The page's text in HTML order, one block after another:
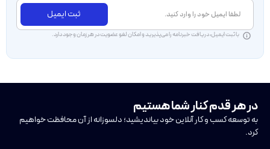
ثبت ایمیل
با ثبت ایمیل، دریافت خبرنامه را می‌پذیرید و امکان لغو عضویت در هر زمان وجود دارد.
در هر قدم کنار شما هستیم
به توسعه کسب و کار آنلاین خود بیاندیشید؛ دلسوزانه از آن محافظت خواهیم
کرد.